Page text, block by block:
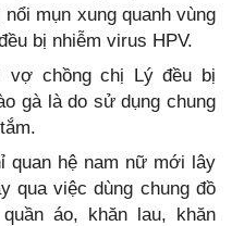
mụn xung quanh vùng
bị nhiễm virus HPV.
vợ chồng chị Lý đều bị
gà là do sử dụng chung
quan hệ nam nữ mới lây
qua việc dùng chung đồ
áo, khăn lau, khăn